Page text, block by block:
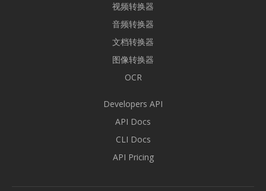
视频转换器
音频转换器
文档转换器
图像转换器
OCR
Developers API
API Docs
CLI Docs
API Pricing